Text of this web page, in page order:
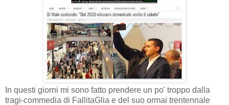
In questi giorni mi sono fatto prendere un po' troppo dalla
tragi-commedia di FallitaGlia e del suo ormai trentennale